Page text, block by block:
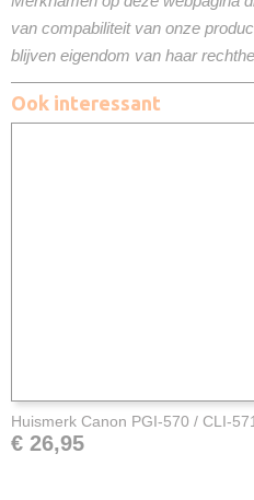
van compabiliteit van onze
blijven eigendom van haar
Ook interessant
Huismerk Canon PGI-570 / CLI-
€ 26,95